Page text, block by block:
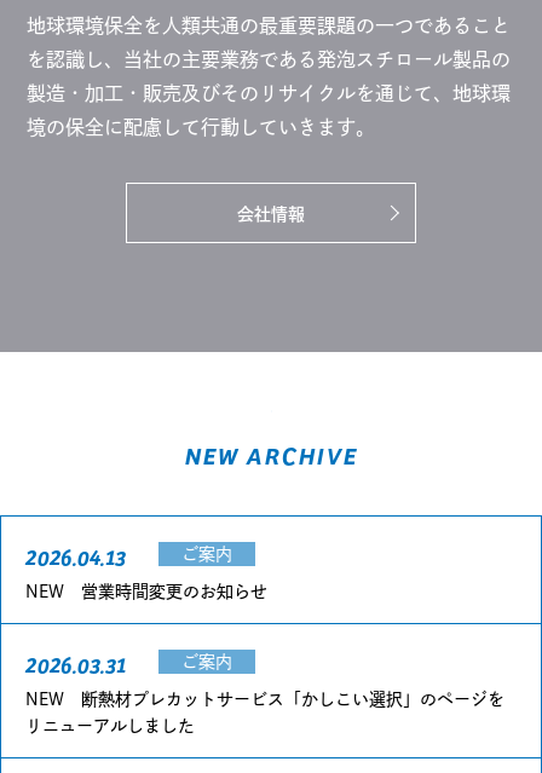
地球環境保全を人類共通の最重要課題の一つであること
を認識し、当社の主要業務である発泡スチロール製品の
製造・加工・販売及びそのリサイクルを通じて、地球環
境の保全に配慮して行動していきます。
会社情報
NEW ARCHIVE
2026.04.13 ご案内
NEW 営業時間変更のお知らせ
2026.03.31 ご案内
NEW 断熱材プレカットサービス「かしこい選択」のページを
リニューアルしました